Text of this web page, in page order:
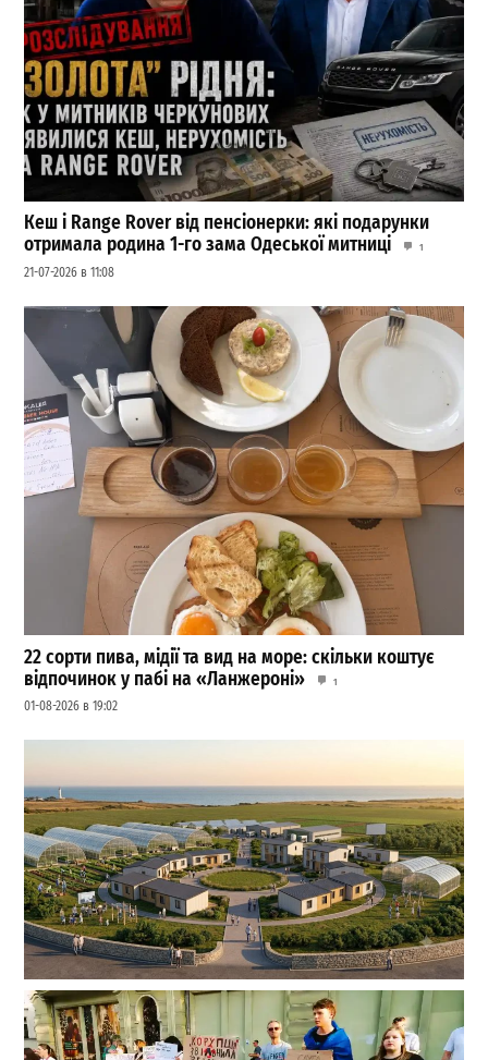
Кеш і Range Rover від пенсіонерки: які подарунки
отримала родина 1-го зама Одеської митниці
1
21-07-2026 в 11:08
22 сорти пива, мідії та вид на море: скільки коштує
відпочинок у пабі на «Ланжероні»
1
01-08-2026 в 19:02
На Одещині хочуть створити нове містечко для
переселенців: що там буде
1
27-07-2026 в 19:31